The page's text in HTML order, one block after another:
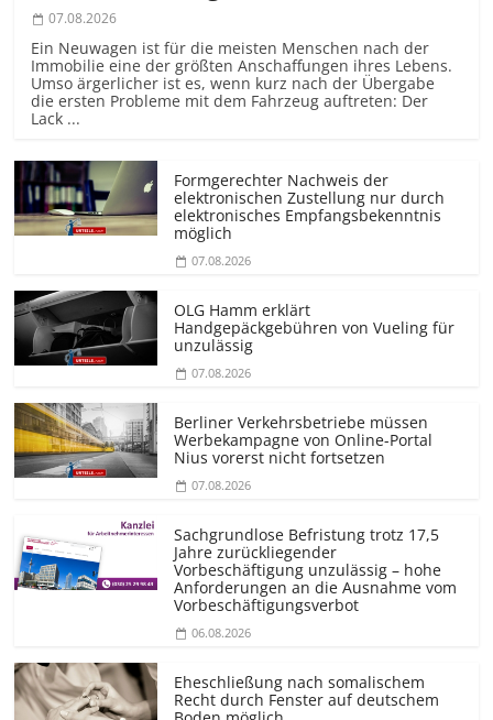
07.08.2026
Ein Neuwagen ist für die meisten Menschen nach der
Immobilie eine der größten Anschaffungen ihres Lebens.
Umso ärgerlicher ist es, wenn kurz nach der Übergabe
die ersten Probleme mit dem Fahrzeug auftreten: Der
Lack ...
Formgerechter Nachweis der
elektronischen Zustellung nur durch
elektronisches Empfangsbekenntnis
möglich
07.08.2026
OLG Hamm erklärt
Handgepäckgebühren von Vueling für
unzulässig
07.08.2026
Berliner Verkehrsbetriebe müssen
Werbekampagne von Online-Portal
Nius vorerst nicht fortsetzen
07.08.2026
Sachgrundlose Befristung trotz 17,5
Jahre zurückliegender
Vorbeschäftigung unzulässig – hohe
Anforderungen an die Ausnahme vom
Vorbeschäf­tigungsverbot
06.08.2026
Eheschließung nach somalischem
Recht durch Fenster auf deutschem